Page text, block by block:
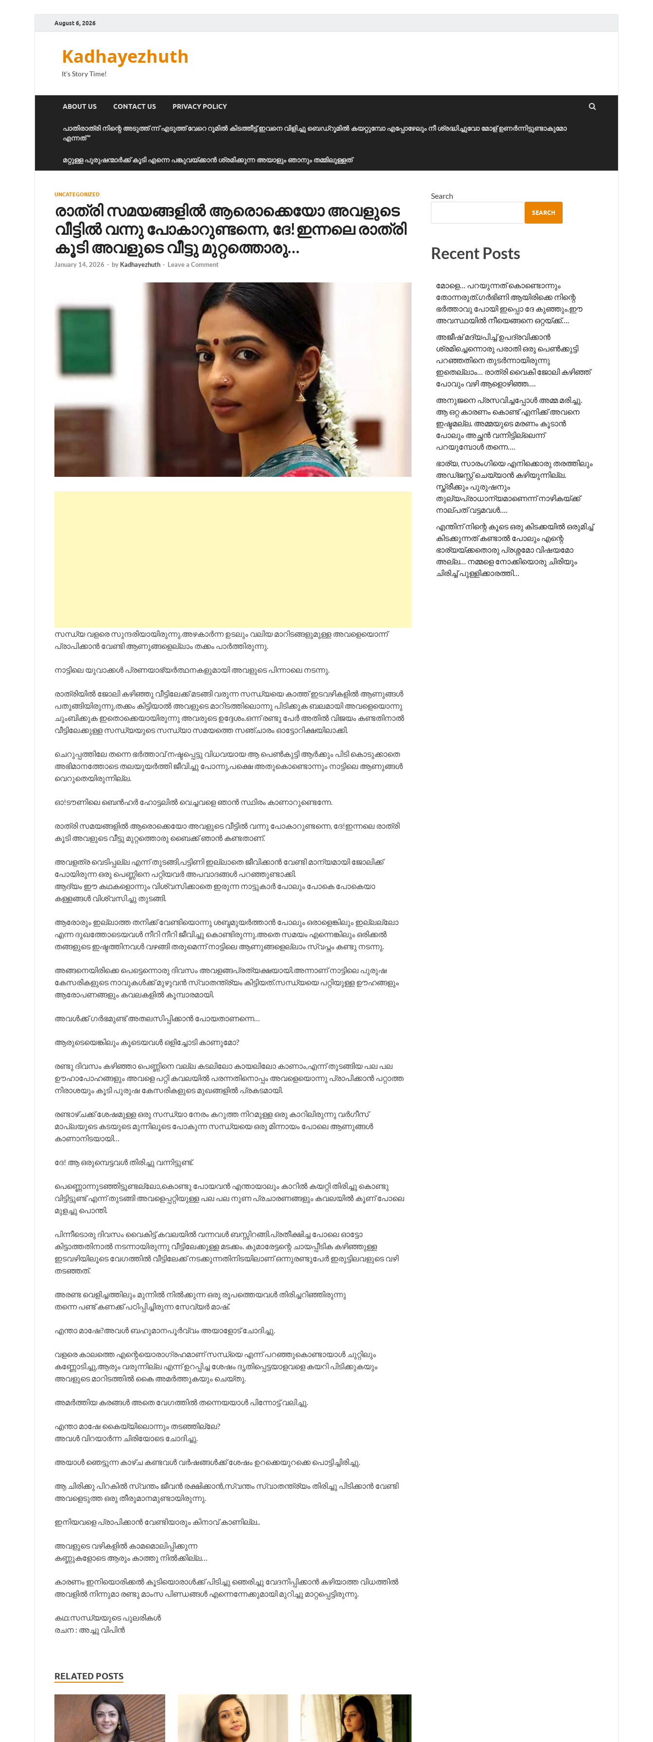
August 6, 2026
Kadhayezhuth
It's Story Time!
ABOUT US CONTACT US PRIVACY POLICY
പാതിരാത്രി നിന്റെ അടുത്ത് ന്ന് എടുത്ത് വേറെ റൂമിൽ കിടത്തീട്ട് ഇവനെ വിളിച്ചു ബെഡ്‌റൂമിൽ കയറ്റുമ്പോ എപ്പോഴേലും നീ ശ്രദ്ധിച്ചുവോ മോള് ഉണർന്നിട്ടുണ്ടാകുമോ
എന്നത് “
മറ്റുള്ള പുരുഷന്മാർക്ക് കൂടി എന്നെ പങ്കുവയ്ക്കാൻ ശ്രമിക്കുന്ന അയാളും ഞാനും തമ്മിലുള്ളത്
UNCATEGORIZED
രാത്രി സമയങ്ങളിൽ ആരൊക്കെയോ അവളുടെ
വീട്ടിൽ വന്നു പോകാറുണ്ടന്നെ, ദേ!ഇന്നലെ രാത്രി
കൂടി അവളുടെ വീട്ടു മുറ്റത്തൊരു…
January 14, 2026 - by Kadhayezhuth - Leave a Comment
സന്ധ്യ വളരെ സുന്ദരിയായിരുന്നു.അഴകാർന്ന ഉടലും വലിയ മാറിടങ്ങളുമുള്ള അവളെയൊന്ന്
പ്രാപിക്കാൻ വേണ്ടി ആണുങ്ങളെല്ലാം തക്കം പാർത്തിരുന്നു.
നാട്ടിലെ യുവാക്കൾ പ്രണയാഭ്യർത്ഥനകളുമായി അവളുടെ പിന്നാലെ നടന്നു.
രാത്രിയിൽ ജോലി കഴിഞ്ഞു വീട്ടിലേക്ക് മടങ്ങി വരുന്ന സന്ധ്യയെ കാത്ത് ഇടവഴികളിൽ ആണുങ്ങൾ
പതുങ്ങിയിരുന്നു.തക്കം കിട്ടിയാൽ അവളുടെ മാറിടത്തിലൊന്നു പിടിക്കുക ബലമായി അവളെയൊന്നു
ചുംബിക്കുക ഇതൊക്കെയായിരുന്നു അവരുടെ ഉദ്ദേശം.ഒന്ന് രണ്ടു പേർ അതിൽ വിജയം കണ്ടതിനാൽ
വീട്ടിലേക്കുള്ള സന്ധ്യയുടെ സന്ധ്യാ സമയത്തെ സഞ്ചാരം ഓട്ടോറിക്ഷയിലാക്കി.
ചെറുപ്പത്തിലേ തന്നെ ഭർത്താവ് നഷ്ടപ്പെട്ടു വിധവയായ ആ പെൺകുട്ടി ആർക്കും പിടി കൊടുക്കാതെ
അഭിമാനത്തോടെ തലയുയർത്തി ജീവിച്ചു പോന്നു,പക്ഷെ അതുകൊണ്ടൊന്നും നാട്ടിലെ ആണുങ്ങൾ
വെറുതെയിരുന്നില്ല.
ഓ!ടൗണിലെ ബെൻഹർ ഹോട്ടലിൽ വെച്ചവളെ ഞാൻ സ്ഥിരം കാണാറുണ്ടെന്നേ.
രാത്രി സമയങ്ങളിൽ ആരൊക്കെയോ അവളുടെ വീട്ടിൽ വന്നു പോകാറുണ്ടന്നെ, ദേ!ഇന്നലെ രാത്രി
കൂടി അവളുടെ വീട്ടു മുറ്റത്തൊരു ബൈക്ക് ഞാൻ കണ്ടതാണ്.
അവളത്ര വെടിപ്പല്ല എന്ന് തുടങ്ങി,പട്ടിണി ഇല്ലാതെ ജീവിക്കാൻ വേണ്ടി മാന്യമായി ജോലിക്ക്
പോയിരുന്ന ഒരു പെണ്ണിനെ പറ്റിയവർ അപവാദങ്ങൾ പറഞ്ഞുണ്ടാക്കി.
ആദ്യം ഈ കഥകളൊന്നും വിശ്വസിക്കാതെ ഇരുന്ന നാട്ടുകാർ പോലും പോകെ പോകെയാ
കള്ളങ്ങൾ വിശ്വസിച്ചു തുടങ്ങി.
ആരോരും ഇല്ലാത്ത തനിക്ക് വേണ്ടിയൊന്നു ശബ്ദമുയർത്താൻ പോലും ഒരാളെങ്കിലും ഇല്ലല്ലോ
എന്ന ദുഖത്തോടെയവൾ നീറി നീറി ജീവിച്ചു കൊണ്ടിരുന്നു.അതെ സമയം എന്നെങ്കിലും ഒരിക്കൽ
തങ്ങളുടെ ഇഷ്ടത്തിനവൾ വഴങ്ങി തരുമെന്ന് നാട്ടിലെ ആണുങ്ങളെല്ലാം സ്വപ്നം കണ്ടു നടന്നു.
അങ്ങനെയിരിക്കെ പെട്ടെന്നൊരു ദിവസം അവളങ്ങപ്രത്യക്ഷയായി.അന്നാണ് നാട്ടിലെ പുരുഷ
കേസരികളുടെ നാവുകൾക്ക് മുഴുവൻ സ്വാതന്ത്ര്യം കിട്ടിയത്.സന്ധ്യയെ പറ്റിയുള്ള ഊഹങ്ങളും
ആരോപണങ്ങളും കവലകളിൽ കൂമ്പാരമായി.
അവൾക്ക് ഗർഭമുണ്ട് അതലസിപ്പിക്കാൻ പോയതാണന്നെ…
ആരുടെയെങ്കിലും കൂടെയവൾ ഒളിച്ചോടി കാണുമോ?
രണ്ടു ദിവസം കഴിഞ്ഞാ പെണ്ണിനെ വല്ല കടലിലോ കായലിലോ കാണാം,എന്ന് തുടങ്ങിയ പല പല
ഊഹാപോഹങ്ങളും അവളെ പറ്റി കവലയിൽ പരന്നതിനൊപ്പം അവളെയൊന്നു പ്രാപിക്കാൻ പറ്റാത്ത
നിരാശയും കൂടി പുരുഷ കേസരികളുടെ മുഖങ്ങളിൽ പ്രകടമായി.
രണ്ടാഴ്ചക്ക്‌ ശേഷമുള്ള ഒരു സന്ധ്യാ നേരം കറുത്ത നിറമുള്ള ഒരു കാറിലിരുന്നു വർഗീസ്
മാപ്ലയുടെ കടയുടെ മുന്നിലൂടെ പോകുന്ന സന്ധ്യയെ ഒരു മിന്നായം പോലെ ആണുങ്ങൾ
കാണാനിടയായി…
ദേ! ആ ഒരുമ്പെട്ടവൾ തിരിച്ചു വന്നിട്ടുണ്ട്.
പെണ്ണൊന്നുടഞ്ഞിട്ടുണ്ടല്ലോ,കൊണ്ടു പോയവൻ എന്തായാലും കാറിൽ കയറ്റി തിരിച്ചു കൊണ്ടു
വിട്ടിട്ടുണ്ട് എന്ന് തുടങ്ങി അവളെപ്പറ്റിയുള്ള പല പല നുണ പ്രചാരണങ്ങളും കവലയിൽ കൂണ് പോലെ
മുളച്ചു പൊന്തി.
പിന്നീടൊരു ദിവസം വൈകിട്ട് കവലയിൽ വന്നവൾ ബസ്സിറങ്ങി.പ്രതീക്ഷിച്ച പോലെ ഓട്ടോ
കിട്ടാത്തതിനാൽ നടന്നായിരുന്നു വീട്ടിലേക്കുള്ള മടക്കം. കുമാരേട്ടന്റെ ചായപ്പീടിക കഴിഞ്ഞുള്ള
ഇടവഴിയിലൂടെ വേഗത്തിൽ വീട്ടിലേക്ക് നടക്കുന്നതിനിടയിലാണ് ഒന്നുരണ്ടുപേർ ഇരുട്ടിലവളുടെ വഴി
തടഞ്ഞത്.
അരണ്ട വെളിച്ചത്തിലും മുന്നിൽ നിൽക്കുന്ന ഒരു രൂപത്തെയവൾ തിരിച്ചറിഞ്ഞിരുന്നു
തന്നെ പണ്ട് കണക്ക് പഠിപ്പിച്ചിരുന്ന സേവ്യർ മാഷ്.
എന്താ മാഷേ?അവൾ ബഹുമാനപൂർവ്വം അയാളോട് ചോദിച്ചു.
വളരെ കാലത്തെ എന്റെയൊരാഗ്രഹമാണ് സന്ധ്യെ എന്ന് പറഞ്ഞുകൊണ്ടായാൾ ചുറ്റിലും
കണ്ണോടിച്ചു,ആരും വരുന്നില്ല എന്ന് ഉറപ്പിച്ച ശേഷം ദൃതിപ്പെട്ടയാളവളെ കയറി പിടിക്കുകയും
അവളുടെ മാറിടത്തിൽ കൈ അമർത്തുകയും ചെയ്തു.
അമർത്തിയ കരങ്ങൾ അതെ വേഗത്തിൽ തന്നെയയാൾ പിന്നോട്ട് വലിച്ചു.
എന്താ മാഷേ കൈയ്യിലൊന്നും തടഞ്ഞില്ലേ?
അവൾ വിറയാർന്ന ചിരിയോടെ ചോദിച്ചു.
അയാൾ ഞെട്ടുന്ന കാഴ്ച കണ്ടവൾ വർഷങ്ങൾക്ക് ശേഷം ഉറക്കെയുറക്കെ പൊട്ടിച്ചിരിച്ചു.
ആ ചിരിക്കു പിറകിൽ സ്വന്തം ജീവൻ രക്ഷിക്കാൻ,സ്വന്തം സ്വാതന്ത്ര്യം തിരിച്ചു പിടിക്കാൻ വേണ്ടി
അവളെടുത്ത ഒരു തീരുമാനമുണ്ടായിരുന്നു.
ഇനിയവളെ പ്രാപിക്കാൻ വേണ്ടിയാരും കിനാവ് കാണില്ല..
അവളുടെ വഴികളിൽ കാമമൊലിപ്പിക്കുന്ന
കണ്ണുകളോടെ ആരും കാത്തു നിൽക്കില്ല…
കാരണം ഇനിയൊരിക്കൽ കൂടിയൊരാൾക്ക് പിടിച്ചു ഞെരിച്ചു വേദനിപ്പിക്കാൻ കഴിയാത്ത വിധത്തിൽ
അവളിൽ നിന്നുമാ രണ്ടു മാംസ പിണ്ഡങ്ങൾ എന്നെന്നേക്കുമായി മുറിച്ചു മാറ്റപ്പെട്ടിരുന്നു.
കഥ:സന്ധ്യയുടെ പുലരികൾ
രചന : അച്ചു വിപിൻ
RELATED POSTS
Search
SEARCH
Recent Posts
മോളെ… പറയുന്നത് കൊണ്ടൊന്നും
തോന്നരുത്.ഗർഭിണി ആയിരിക്കെ നിന്റെ
ഭർത്താവു പോയി ഇപ്പൊ ദേ കുഞ്ഞും.ഈ
അവസ്ഥയിൽ നീയെങ്ങനെ ഒറ്റയ്ക്ക്….
അജീഷ് മദ്യപിച്ച് ഉപദ്രവിക്കാൻ
ശ്രമിച്ചെന്നൊരു പരാതി ഒരു പെൺക്കുട്ടി
പറഞ്ഞതിനെ തുടർന്നായിരുന്നു
ഇതെല്ലാം… രാത്രി വൈകി ജോലി കഴിഞ്ഞ്
പോവും വഴി ആളൊഴിഞ്ഞ….
അനുജനെ പ്രസവിച്ചപ്പോൾ അമ്മ മരിച്ചു.
ആ ഒറ്റ കാരണം കൊണ്ട് എനിക്ക് അവനെ
ഇഷ്ടമല്ല. അമ്മയുടെ മരണം കൂടാൻ
പോലും അച്ഛൻ വന്നിട്ടില്ലെന്ന്
പറയുമ്പോൾ തന്നെ….
ഭാര്യ, സാരംഗിയെ എനിക്കൊരു തരത്തിലും
അഡ്ജസ്റ്റ് ചെയ്യാൻ കഴിയുന്നില്ല.
സ്ത്രീക്കും പുരുഷനും
തുല്യപ്രാധാന്യമാണെന്ന് നാഴികയ്ക്ക്
നാല്പത് വട്ടമവൾ….
എന്തിന് നിന്റെ കൂടെ ഒരു കിടക്കയിൽ ഒരുമിച്ച്
കിടക്കുന്നത് കണ്ടാൽ പോലും എന്റെ
ഭാര്യയ്ക്കതൊരു പ്രശ്നമോ വിഷയമോ
അല്ല… നമ്മളെ നോക്കിയൊരു ചിരിയും
ചിരിച്ച് പുള്ളിക്കാരത്തി…